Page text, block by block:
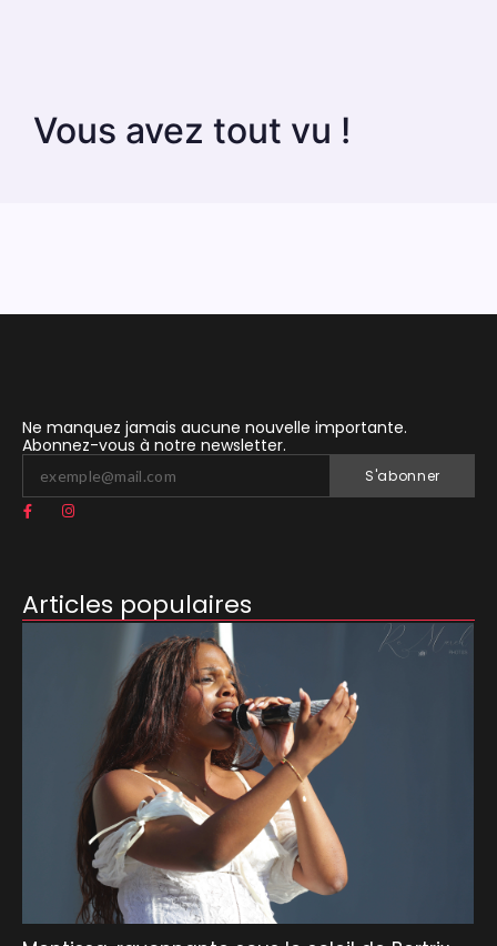
Vous avez tout vu !
Ne manquez jamais aucune nouvelle importante.
Abonnez-vous à notre newsletter.
S'abonner
Articles populaires